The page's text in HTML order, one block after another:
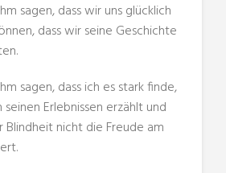
sagen, dass wir uns glücklich
dass wir seine Geschichte
sagen, dass ich es stark finde,
seinen Erlebnissen erzählt und
nicht die Freude am